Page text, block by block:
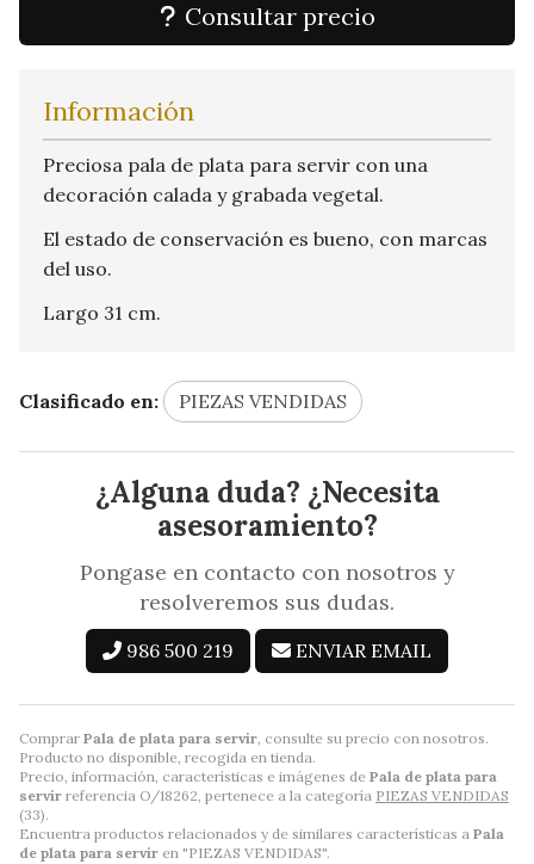
Consultar precio
Comprar Pala de plata para servir, consulte su precio con nosotros.
Producto no disponible, recogida en tienda.
Precio, información, características e imágenes de Pala de plata para
servir referencia O/18262, pertenece a la categoría PIEZAS VENDIDAS
(33).
Encuentra productos relacionados y de similares características a Pala
de plata para servir en "PIEZAS VENDIDAS".
Información
Preciosa pala de plata para servir con una
decoración calada y grabada vegetal.
El estado de conservación es bueno, con marcas
del uso.
Largo 31 cm.
Clasificado en: PIEZAS VENDIDAS
¿Alguna duda? ¿Necesita
asesoramiento?
Pongase en contacto con nosotros y
resolveremos sus dudas.
986 500 219 ENVIAR EMAIL